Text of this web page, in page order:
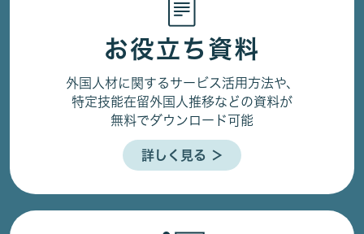
お役立ち資料
外国人材に関するサービス活用方法や、
特定技能在留外国人推移などの資料が
無料でダウンロード可能
詳しく見る ＞